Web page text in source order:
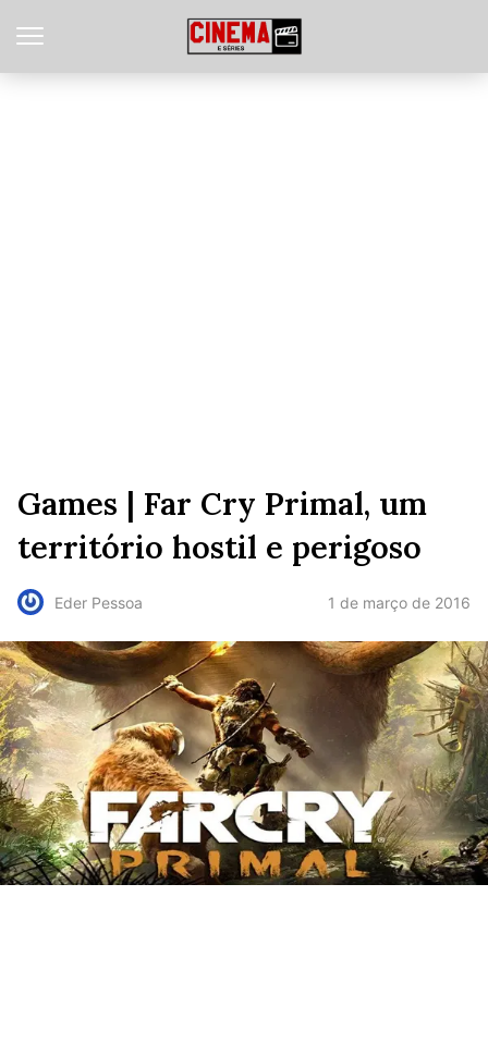
Games | Far Cry Primal, um
território hostil e perigoso
Eder Pessoa 1 de março de 2016